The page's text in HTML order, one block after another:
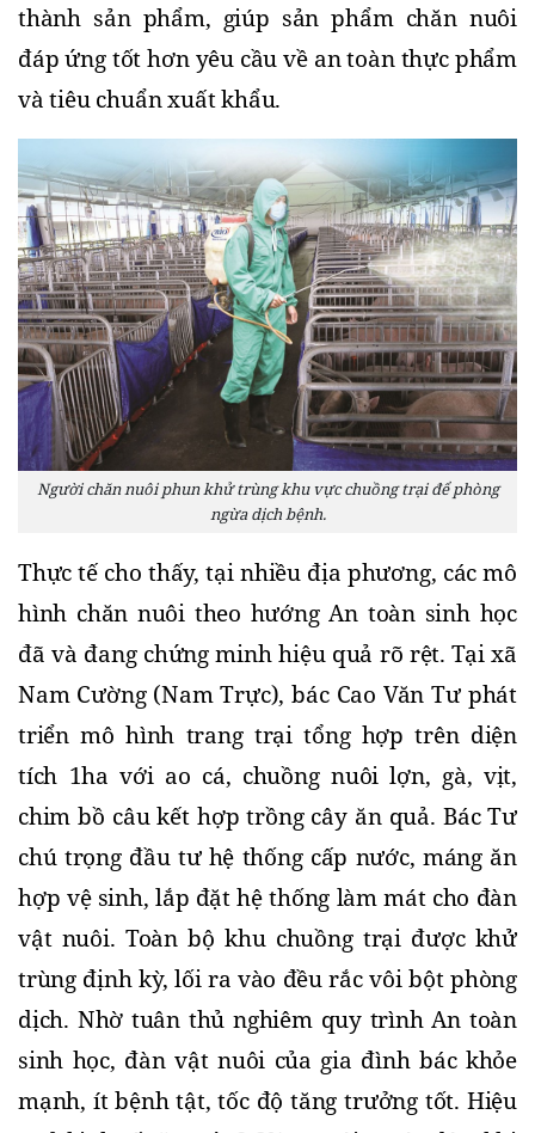
thành sản phẩm, giúp sản phẩm chăn nuôi
đáp ứng tốt hơn yêu cầu về an toàn thực phẩm
và tiêu chuẩn xuất khẩu.
Người chăn nuôi phun khử trùng khu vực chuồng trại để phòng
ngừa dịch bệnh.
Thực tế cho thấy, tại nhiều địa phương, các mô
hình chăn nuôi theo hướng An toàn sinh học
đã và đang chứng minh hiệu quả rõ rệt. Tại xã
Nam Cường (Nam Trực), bác Cao Văn Tư phát
triển mô hình trang trại tổng hợp trên diện
tích 1ha với ao cá, chuồng nuôi lợn, gà, vịt,
chim bồ câu kết hợp trồng cây ăn quả. Bác Tư
chú trọng đầu tư hệ thống cấp nước, máng ăn
hợp vệ sinh, lắp đặt hệ thống làm mát cho đàn
vật nuôi. Toàn bộ khu chuồng trại được khử
trùng định kỳ, lối ra vào đều rắc vôi bột phòng
dịch. Nhờ tuân thủ nghiêm quy trình An toàn
sinh học, đàn vật nuôi của gia đình bác khỏe
mạnh, ít bệnh tật, tốc độ tăng trưởng tốt. Hiệu